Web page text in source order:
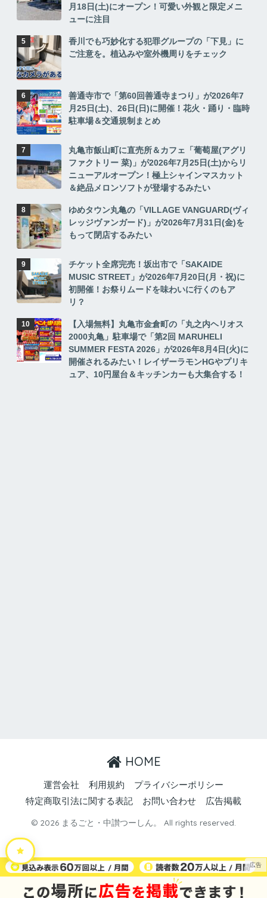
月18日(土)にオープン！可愛い外観と限定メニ
ューに注目
香川でも巧妙化する犯罪グループの「下見」に
ご注意を。植込みや室外機周りをチェック
善通寺市で「第60回善通寺まつり」が2026年7
月25日(土)、26日(日)に開催！花火・踊り・臨時
駐車場＆交通規制まとめ
丸亀市飯山町に直売所＆カフェ「葡萄屋(アグリ
ファクトリー 菜)」が2026年7月25日(土)からリ
ニューアルオープン！極上シャインマスカット
＆絶品メロンソフトが登場するみたい
ゆめタウン丸亀の「VILLAGE VANGUARD(ヴィ
レッジヴァンガード)」が2026年7月31日(金)を
もって閉店するみたい
チケット全席完売！坂出市で「SAKAIDE
MUSIC STREET」が2026年7月20日(月・祝)に
初開催！お祭りムードを味わいに行くのもア
リ？
【入場無料】丸亀市金倉町の「丸之内ヘリオス
2000丸亀」駐車場で「第2回 MARUHELI
SUMMER FESTA 2026」が2026年8月4日(火)に
開催されるみたい！レイザーラモンHGやプリキ
ュア、10円屋台＆キッチンカーも大集合する！
HOME
運営会社 利用規約
プライバシーポリシー
特定商取引法に関する表記
お問い合わせ 広告掲載
© 2026 まるごと・中讃つーしん。 All rights reserved.